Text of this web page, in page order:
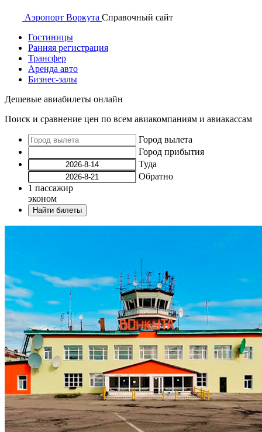
Аэропорт Воркута Справочный сайт
Гостиницы
Ранняя регистрация
Трансфер
Аренда авто
Бизнес-залы
Дешевые авиабилеты онлайн
Поиск и сравнение цен по всем авиакомпаниям и авиакассам
Город вылета
Город прибытия
Туда
Обратно
1 пассажир
эконом
Найти билеты